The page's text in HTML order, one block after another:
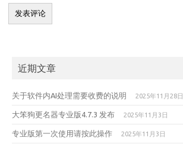
近期文章
关于软件内AI处理需要收费的说明 2025年11月28日
大笨狗更名器专业版4.7.3 发布 2025年11月3日
专业版第一次使用请按此操作 2025年11月3日